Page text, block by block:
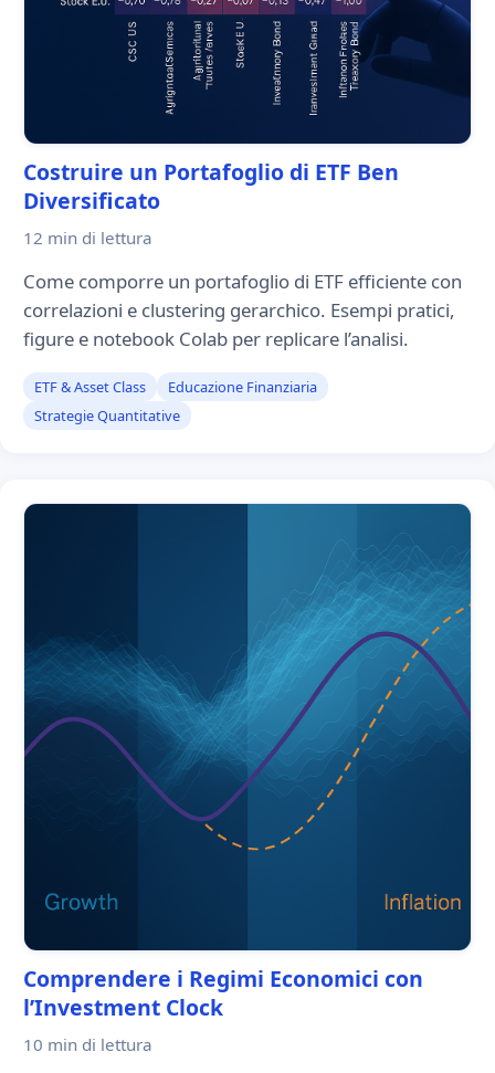
Costruire un Portafoglio di ETF Ben
Diversificato
12 min di lettura
Come comporre un portafoglio di ETF efficiente con
correlazioni e clustering gerarchico. Esempi pratici,
figure e notebook Colab per replicare l’analisi.
ETF & Asset Class
Educazione Finanziaria
Strategie Quantitative
Comprendere i Regimi Economici con
l’Investment Clock
10 min di lettura